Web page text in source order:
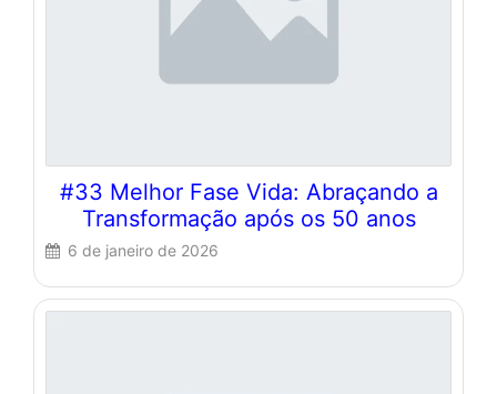
#33 Melhor Fase Vida: Abraçando a
Transformação após os 50 anos
6 de janeiro de 2026